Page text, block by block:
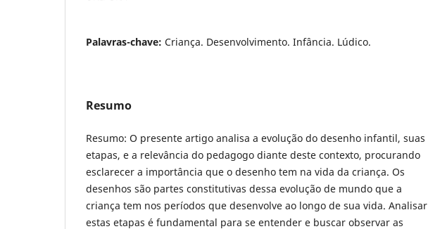
Palavras-chave: Criança. Desenvolvimento. Infância. Lúdico.
Resumo
Resumo: O presente artigo analisa a evolução do desenho infantil, suas
etapas, e a relevância do pedagogo diante deste contexto, procurando
esclarecer a importância que o desenho tem na vida da criança. Os
desenhos são partes constitutivas dessa evolução de mundo que a
criança tem nos períodos que desenvolve ao longo de sua vida. Analisar
estas etapas é fundamental para se entender e buscar observar as